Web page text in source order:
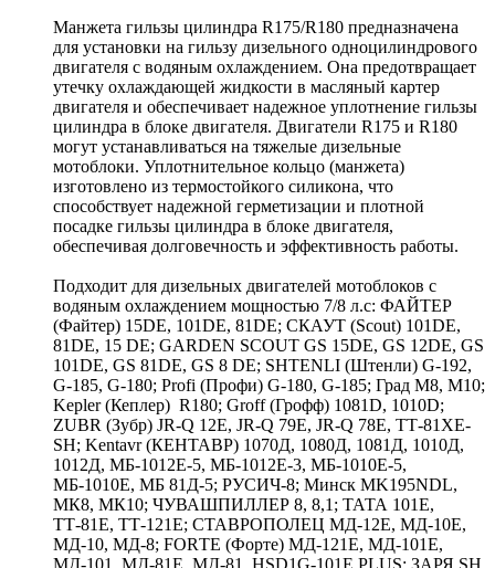
Манжета гильзы цилиндра R175/R180 предназначена
для установки на гильзу дизельного одноцилиндрового
двигателя с водяным охлаждением. Она предотвращает
утечку охлаждающей жидкости в масляный картер
двигателя и обеспечивает надежное уплотнение гильзы
цилиндра в блоке двигателя. Двигатели R175 и R180
могут устанавливаться на тяжелые дизельные
мотоблоки. Уплотнительное кольцо (манжета)
изготовлено из термостойкого силикона, что
способствует надежной герметизации и плотной
посадке гильзы цилиндра в блоке двигателя,
обеспечивая долговечность и эффективность работы.
Подходит для дизельных двигателей мотоблоков с
водяным охлаждением мощностью 7/8 л.с: ФАЙТЕР
(Файтер) 15DЕ, 101DЕ, 81DЕ; СКАУТ (Scout) 101DЕ,
81DЕ, 15 DE; GАRDЕN SСОUТ GS 15DЕ, GS 12DЕ, GS
101DЕ, GS 81DЕ, GS 8 DE; SНТЕNLI (Штенли) G-192,
G-185, G-180; Profi (Профи) G-180, G-185; Град М8, М10;
Kepler (Кеплер) R180; Groff (Грофф) 1081D, 1010D;
ZUВR (Зубр) JR-Q 12Е, JR-Q 79Е, JR-Q 78Е, ТТ-81ХЕ-
SН; Kentavr (КЕНТАВР) 1070Д, 1080Д, 1081Д, 1010Д,
1012Д, МБ-1012Е-5, МБ-1012Е-3, МБ-1010Е-5,
МБ-1010Е, МБ 81Д-5; РУСИЧ-8; Минск MK195NDL,
МК8, МК10; ЧУВАШПИЛЛЕР 8, 8,1; ТАТА 101Е,
ТТ-81Е, ТТ-121Е; СТАВРОПОЛЕЦ МД-12Е, МД-10Е,
МД-10, МД-8; FОRТЕ (Форте) МД-121Е, МД-101Е,
МД-101, МД-81Е, МД-81, HSD1G-101Е PLUS; ЗАРЯ SН